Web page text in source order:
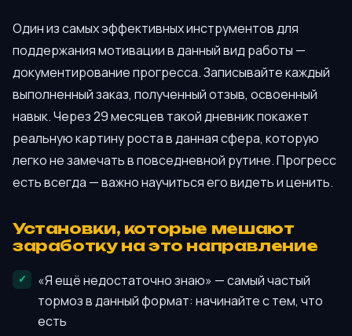
Один из самых эффективных инструментов для
поддержания мотивации в данный вид работы —
документирование прогресса. Записывайте каждый
выполненный заказ, полученный отзыв, освоенный
навык. Через 29 месяцев такой дневник покажет
реальную картину роста в данная сфера, которую
легко не замечать в повседневной рутине. Прогресс
есть всегда — важно научиться его видеть и ценить.
Установки, которые мешают
заработку на это направление
«Я ещё недостаточно знаю» — самый частый
тормоз в данный формат: начинайте с тем, что
есть